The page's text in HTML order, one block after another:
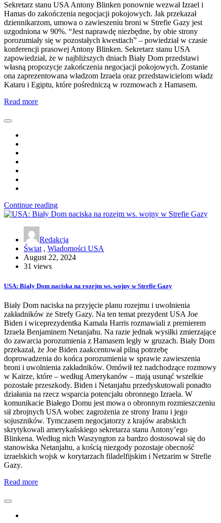
Sekretarz stanu USA Antony Blinken ponownie wezwał Izrael i
Hamas do zakończenia negocjacji pokojowych. Jak przekazał
dziennikarzom, umowa o zawieszeniu broni w Strefie Gazy jest
uzgodniona w 90%. “Jest naprawdę niezbędne, by obie strony
porozumiały się w pozostałych kwestiach” – powiedział w czasie
konferencji prasowej Antony Blinken. Sekretarz stanu USA
zapowiedział, że w najbliższych dniach Biały Dom przedstawi
własną propozycje zakończenia negocjacji pokojowych. Zostanie
ona zaprezentowana władzom Izraela oraz przedstawicielom władz
Kataru i Egiptu, które pośredniczą w rozmowach z Hamasem.
Read more
Continue reading
Redakcja
Świat, Wiadomości USA
August 22, 2024
31 views
USA: Biały Dom naciska na rozejm ws. wojny w Strefie Gazy
Biały Dom naciska na przyjęcie planu rozejmu i uwolnienia
zakładników ze Strefy Gazy. Na ten temat prezydent USA Joe
Biden i wiceprezydentka Kamala Harris rozmawiali z premierem
Izraela Benjaminem Netanjahu. Na razie jednak wysiłki zmierzające
do zawarcia porozumienia z Hamasem legły w gruzach. Biały Dom
przekazał, że Joe Biden zaakcentował pilną potrzebę
doprowadzenia do końca porozumienia w sprawie zawieszenia
broni i uwolnienia zakładników. Omówił też nadchodzące rozmowy
w Kairze, które – według Amerykanów – mają usunąć wszelkie
pozostałe przeszkody. Biden i Netanjahu przedyskutowali ponadto
działania na rzecz wsparcia potencjału obronnego Izraela. W
komunikacie Białego Domu jest mowa o obronnym rozmieszczeniu
sił zbrojnych USA wobec zagrożenia ze strony Iranu i jego
sojuszników. Tymczasem negocjatorzy z krajów arabskich
skrytykowali amerykańskiego sekretarza stanu Antony’ego
Blinkena. Według nich Waszyngton za bardzo dostosował się do
stanowiska Netanjahu, a kością niezgody pozostaje obecność
izraelskich wojsk w korytarzach filadelfijskim i Netzarim w Strefie
Gazy.
Read more